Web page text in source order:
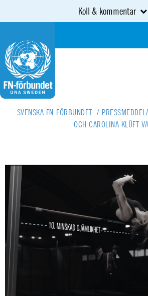
Koll & kommentar
SVENSKA FN-FÖRBUNDET /
OCH CAROLINA KLÜFT